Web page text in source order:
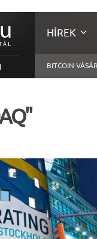
HÍREK
BITCOIN